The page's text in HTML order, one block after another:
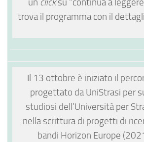
un clicksu “continua a
trova il programma con il
Il 13 ottobre è iniziato il
progettato da UniStrasi per
studiosi dell’Università per
nella scrittura di progetti di
bandi Horizon Europe